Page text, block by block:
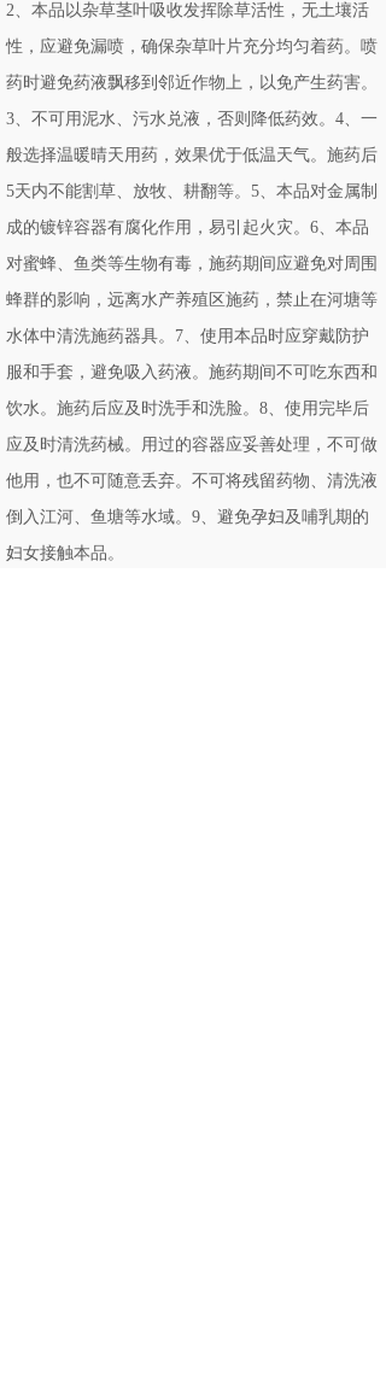
2、本品以杂草茎叶吸收发挥除草活性，无土壤活
性，应避免漏喷，确保杂草叶片充分均匀着药。喷
药时避免药液飘移到邻近作物上，以免产生药害。
3、不可用泥水、污水兑液，否则降低药效。4、一
般选择温暖晴天用药，效果优于低温天气。施药后
5天内不能割草、放牧、耕翻等。5、本品对金属制
成的镀锌容器有腐化作用，易引起火灾。6、本品
对蜜蜂、鱼类等生物有毒，施药期间应避免对周围
蜂群的影响，远离水产养殖区施药，禁止在河塘等
水体中清洗施药器具。7、使用本品时应穿戴防护
服和手套，避免吸入药液。施药期间不可吃东西和
饮水。施药后应及时洗手和洗脸。8、使用完毕后
应及时清洗药械。用过的容器应妥善处理，不可做
他用，也不可随意丢弃。不可将残留药物、清洗液
倒入江河、鱼塘等水域。9、避免孕妇及哺乳期的
妇女接触本品。